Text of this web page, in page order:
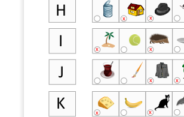
x x
x x
x
x
x x
H
I
J
K